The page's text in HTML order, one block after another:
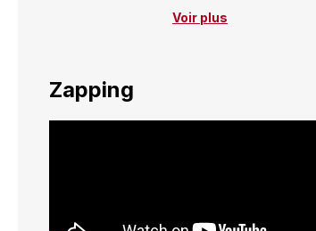
Voir plus
Zapping